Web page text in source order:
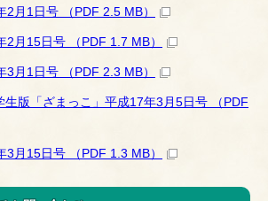
2月1日号 （PDF 2.5 MB）
2月15日号 （PDF 1.7 MB）
3月1日号 （PDF 2.3 MB）
生版「ざまっこ」平成17年3月5日号 （PDF
3月15日号 （PDF 1.3 MB）